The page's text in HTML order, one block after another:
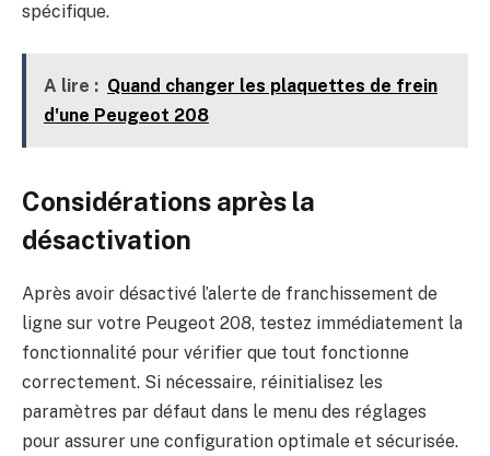
spécifique.
A lire : Quand changer les plaquettes de frein
d'une Peugeot 208
Considérations après la
désactivation
Après avoir désactivé l’alerte de franchissement de
ligne sur votre Peugeot 208, testez immédiatement la
fonctionnalité pour vérifier que tout fonctionne
correctement. Si nécessaire, réinitialisez les
paramètres par défaut dans le menu des réglages
pour assurer une configuration optimale et sécurisée.